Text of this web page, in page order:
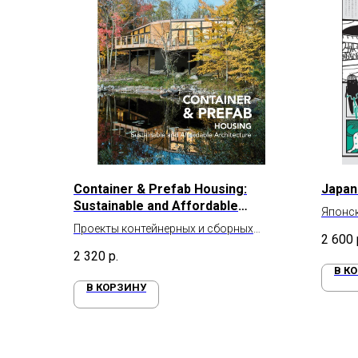
Container & Prefab Housing:
Sustainable and Affordable
Architecture
Проекты контейнерных и сборных
2 320 р.
В КОРЗИНУ
2 600
В